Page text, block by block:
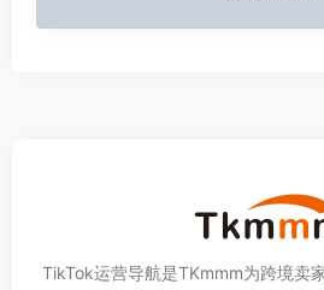
TikTok运营导航是TKmmm为跨境卖